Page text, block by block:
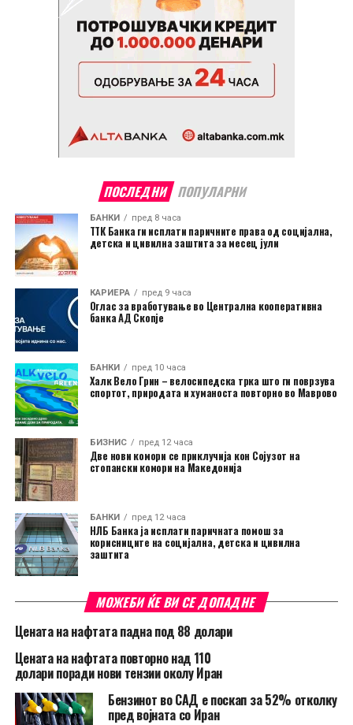
ПОСЛЕДНИ ПОПУЛАРНИ
БАНКИ пред 8 часа
ТТК Банка ги исплати паричните права од социјална,
детска и цивилна заштита за месец јули
КАРИЕРА пред 9 часа
Оглас за вработување во Централна кооперативна
банка АД Скопје
БАНКИ пред 10 часа
Халк Вело Грин – велосипедска трка што ги поврзува
спортот, природата и хуманоста повторно во Маврово
БИЗНИС пред 12 часа
Две нови комори се приклучија кон Сојузот на
стопански комори на Македонија
БАНКИ пред 12 часа
НЛБ Банка ја исплати паричната помош за
корисниците на социјална, детска и цивилна
заштита
МОЖЕБИ ЌЕ ВИ СЕ ДОПАДНЕ
Цената на нафтата падна под 88 долари
Цената на нафтата повторно над 110
долари поради нови тензии околу Иран
Бензинот во САД е поскап за 52% отколку
пред војната со Иран